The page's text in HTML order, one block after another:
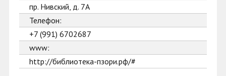
пр. Нивский, д. 7А
Телефон:
+7 (991) 6702687
www:
http://библиотека-пзори.рф/#